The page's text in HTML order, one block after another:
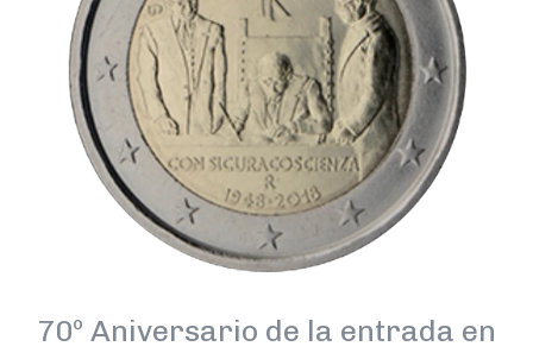
70º Aniversario de la entrada en